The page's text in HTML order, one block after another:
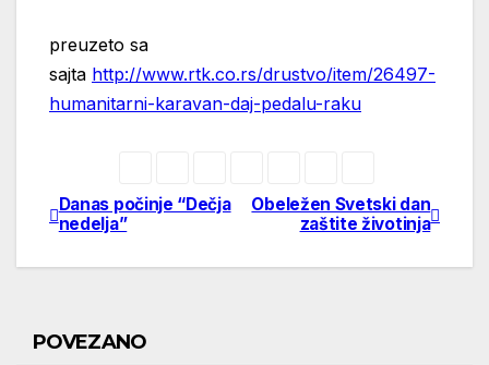
preuzeto sa
sajta http://www.rtk.co.rs/drustvo/item/26497-
humanitarni-karavan-daj-pedalu-raku
Post
navigation
Obeležen Svetski dan
zaštite životinja
Danas počinje “Dečja
nedelja”
POVEZANO